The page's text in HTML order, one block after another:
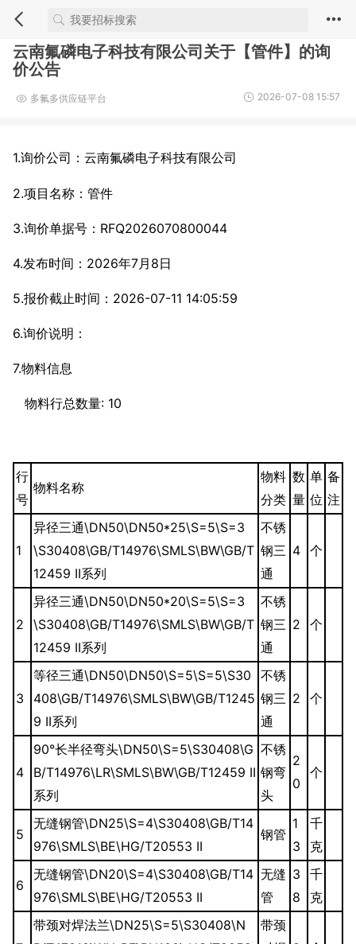
云南氟磷电子科技有限公司关于【管件】的询
价公告
多氟多供应链平台 2026-07-08 15:57
1.询价公司：云南氟磷电子科技有限公司
2.项目名称：管件
3.询价单据号：RFQ2026070800044
4.发布时间：2026年7月8日
5.报价截止时间：2026-07-11 14:05:59
6.询价说明：
7.物料信息
物料行总数量: 10
行
号
物料名称
物料
分类
数
量
单
位
备
注
1
异径三通\DN50\DN50*25\S=5\S=3
\S30408\GB/T14976\SMLS\BW\GB/T
12459 II系列
不锈
钢三
通
4 个
2
异径三通\DN50\DN50*20\S=5\S=3
\S30408\GB/T14976\SMLS\BW\GB/T
12459 II系列
不锈
钢三
通
2 个
3
等径三通\DN50\DN50\S=5\S=5\S30
408\GB/T14976\SMLS\BW\GB/T1245
9 II系列
不锈
钢三
通
2 个
4
90°长半径弯头\DN50\S=5\S30408\G
B/T14976\LR\SMLS\BW\GB/T12459 II
系列
不锈
钢弯
头
2
0
个
5
无缝钢管\DN25\S=4\S30408\GB/T14
976\SMLS\BE\HG/T20553 II
钢管
1
3
千
克
6
无缝钢管\DN20\S=4\S30408\GB/T14
976\SMLS\BE\HG/T20553 II
无缝
管
3
8
千
克
带颈对焊法兰\DN25\S=5\S30408\N
带颈